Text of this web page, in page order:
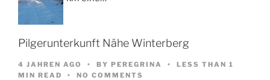
Pilgerunterkunft Nähe Winterberg
4 JAHREN AGO BY PEREGRINA
LESS THAN 1
MIN READ
NO COMMENTS